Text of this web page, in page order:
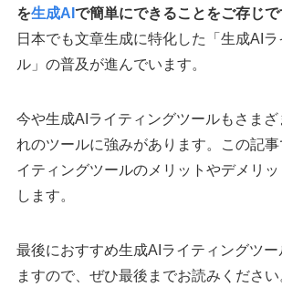
を生成AI で簡単にできることをご存じで
日本でも文章生成に特化した「生成AI
ル」の普及が進んでいます。
今や生成AIライティングツールもさま
れのツールに強みがあります。この記
イティングツールのメリットやデメリ
します。
最後におすすめ生成AIライティングツー
ますので、ぜひ最後までお読みください